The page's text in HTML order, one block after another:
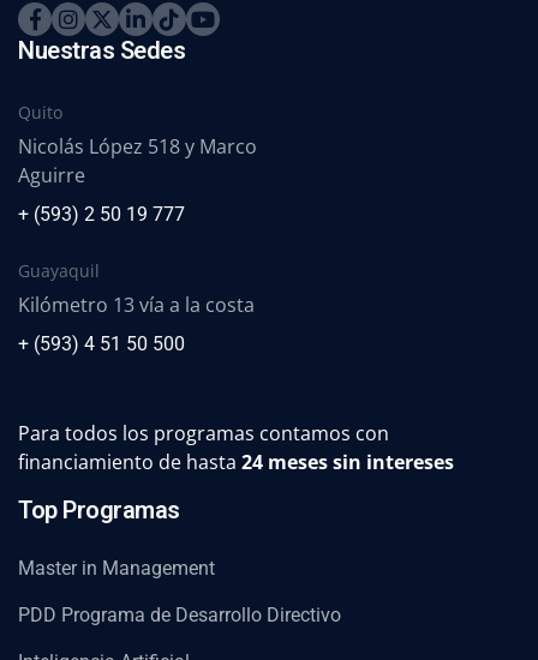
Nuestras Sedes
Quito
Nicolás López 518 y Marco
Aguirre
+ (593) 2 50 19 777
Guayaquil
Kilómetro 13 vía a la costa
+ (593) 4 51 50 500
Para todos los programas contamos con
financiamiento de hasta 24 meses sin intereses
Top Programas
Master in Management
PDD Programa de Desarrollo Directivo